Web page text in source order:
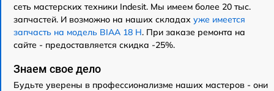
сеть мастерских техники Indesit. Мы имеем более 20 тыс.
запчастей. И возможно на наших складах уже имеется
запчасть на модель BIAA 18 H. При заказе ремонта на
сайте - предоставляется скидка -25%.
Знаем свое дело
Будьте уверены в профессионализме наших мастеров - они